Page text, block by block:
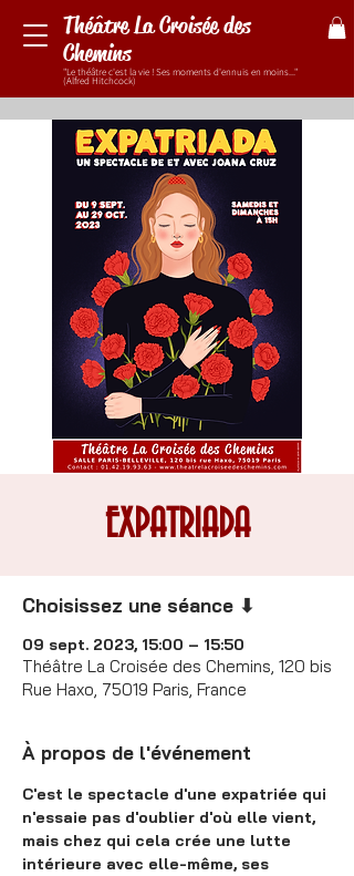
Théâtre La Croisée des
Chemins
"Le théâtre c'est la vie ! Ses moments d'ennuis en moins..."
(Alfred Hitchcock)
EXPATRIADA
Choisissez une séance ⬇
09 sept. 2023, 15:00 – 15:50
Théâtre La Croisée des Chemins, 120 bis
Rue Haxo, 75019 Paris, France
À propos de l'événement
C'est le spectacle d'une expatriée qui
n'essaie pas d'oublier d'où elle vient,
mais chez qui cela crée une lutte
intérieure avec elle-même, ses